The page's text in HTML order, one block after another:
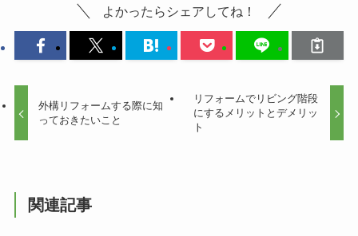
よかったらシェアしてね！
外構リフォームする際に知
っておきたいこと
リフォームでリビング階段
にするメリットとデメリッ
ト
関連記事